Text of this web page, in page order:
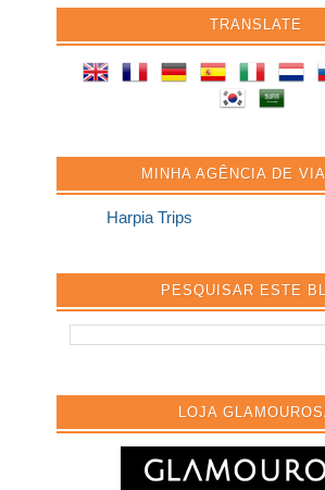
TRANSLATE
MINHA AGÊNCIA DE
Harpia Trips
PESQUISAR ESTE
LOJA